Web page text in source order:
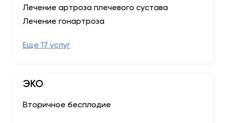
Лечение артроза плечевого сустава
Лечение гонартроза
Eще 17 услуг
ЭКО
Вторичное бесплодие